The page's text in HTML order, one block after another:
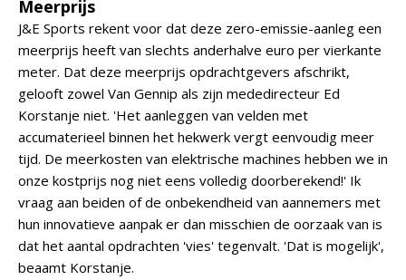
Meerprijs
J&E Sports rekent voor dat deze zero-emissie-aanleg een
meerprijs heeft van slechts anderhalve euro per vierkante
meter. Dat deze meerprijs opdrachtgevers afschrikt,
gelooft zowel Van Gennip als zijn mededirecteur Ed
Korstanje niet. 'Het aanleggen van velden met
accumaterieel binnen het hekwerk vergt eenvoudig meer
tijd. De meerkosten van elektrische machines hebben we in
onze kostprijs nog niet eens volledig doorberekend!' Ik
vraag aan beiden of de onbekendheid van aannemers met
hun innovatieve aanpak er dan misschien de oorzaak van is
dat het aantal opdrachten 'vies' tegenvalt. 'Dat is mogelijk',
beaamt Korstanje.